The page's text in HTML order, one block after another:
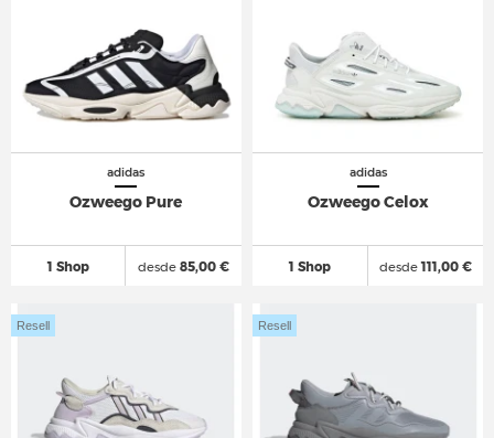
adidas
Ozweego Pure
1 Shop desde85,00 €
adidas
Ozweego Celox
1 Shop desde111,00 €
Resell Resell